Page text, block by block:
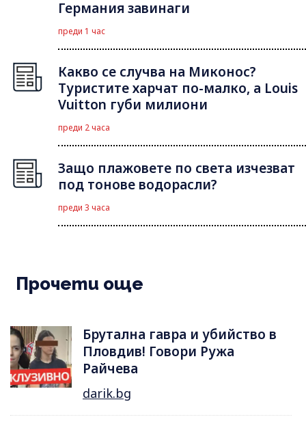
Германия завинаги
преди 1 час
Какво се случва на Миконос?
Туристите харчат по-малко, а Louis
Vuitton губи милиони
преди 2 часа
Защо плажовете по света изчезват
под тонове водорасли?
преди 3 часа
Прочети още
Брутална гавра и убийство в
Пловдив! Говори Ружа
Райчева
darik.bg